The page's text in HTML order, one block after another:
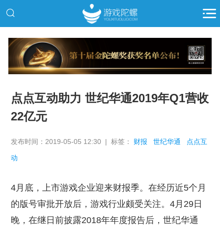
推广
点点互动助力 世纪华通2019年Q1营收
22亿元
发布时间：2019-05-05 12:30 | 标签： 财报 世纪华通 点点互
动
4月底，上市游戏企业迎来财报季。在经历近5个月
的版号审批开放后，游戏行业颇受关注。4月29日
晚，在继日前披露2018年年度报告后，世纪华通